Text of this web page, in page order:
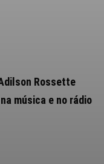
Rossette
música e no rádio